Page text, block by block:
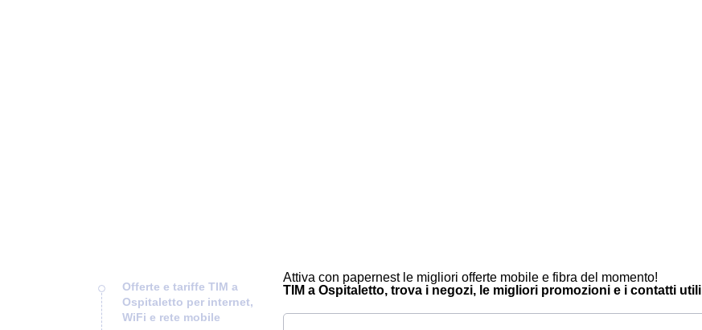
Offerte e tariffe TIM a
Ospitaletto per internet,
WiFi e rete mobile
Attiva con papernest le migliori offerte mobile e fibra del momento!
TIM a Ospitaletto, trova i negozi, le migliori promozioni e i contatti utili